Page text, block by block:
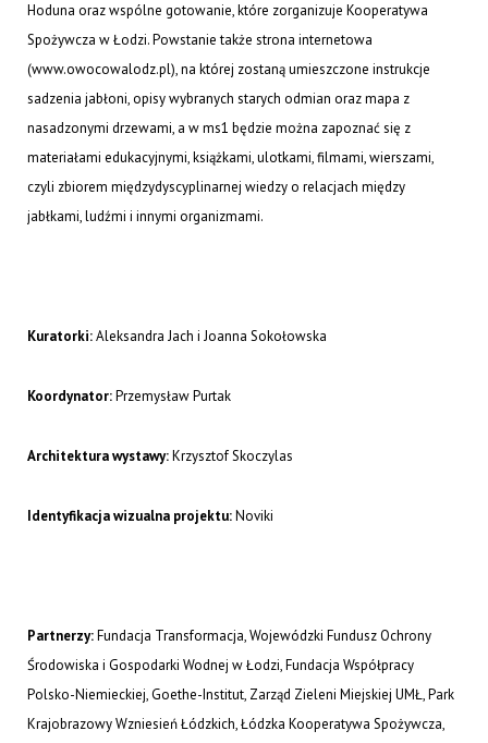
Hoduna oraz wspólne gotowanie, które zorganizuje Kooperatywa
Spożywcza w Łodzi. Powstanie także strona internetowa
(www.owocowalodz.pl), na której zostaną umieszczone instrukcje
sadzenia jabłoni, opisy wybranych starych odmian oraz mapa z
nasadzonymi drzewami, a w ms1 będzie można zapoznać się z
materiałami edukacyjnymi, książkami, ulotkami, filmami, wierszami,
czyli zbiorem międzydyscyplinarnej wiedzy o relacjach między
jabłkami, ludźmi i innymi organizmami.
Kuratorki:Aleksandra Jach i Joanna Sokołowska
Koordynator:Przemysław Purtak
Architektura wystawy:Krzysztof Skoczylas
Identyfikacja wizualna projektu:Noviki
Partnerzy:Fundacja Transformacja, Wojewódzki Fundusz Ochrony
Środowiska i Gospodarki Wodnej w Łodzi, Fundacja Współpracy
Polsko-Niemieckiej, Goethe-Institut, Zarząd Zieleni Miejskiej UMŁ, Park
Krajobrazowy Wzniesień Łódzkich, Łódzka Kooperatywa Spożywcza,